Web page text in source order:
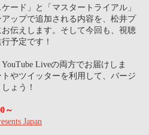
ード」と「マスタートライアル」
ップで追加される内容を、松井プ
伝えします。そして今回も、視聴
予定です！
Liveの両方でお届けしま
やツイッターを利用して、バージ
ょう！
～
Japan